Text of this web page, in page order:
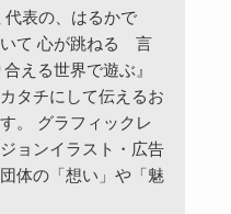
代表の、はるかで
て 心が跳ねる 言
える世界で遊ぶ』
タチにして伝えるお
。 グラフィックレ
ョンイラスト・広告
体の「想い」や「魅